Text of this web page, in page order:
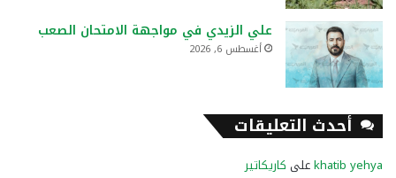
علي الزيدي في مواجهة الامتحان الصعب
أغسطس 6, 2026
أحدث التعليقات
khatib yehyaعلى كاريكاتير